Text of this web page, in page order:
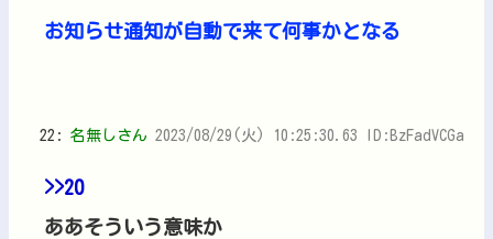
お知らせ通知が自動で来て何事かとなる
22: 名無しさん 2023/08/29(火) 10:25:30.63 ID:BzFadVCGa
>>20
ああそういう意味か